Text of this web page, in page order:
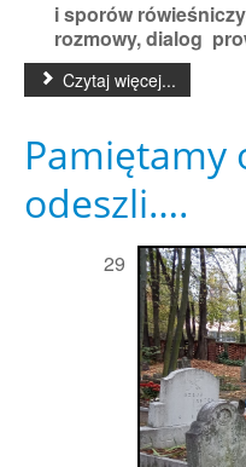
i sporów
rozmowy, dialog
Czytaj więcej...
Pamiętamy
odeszli….
29